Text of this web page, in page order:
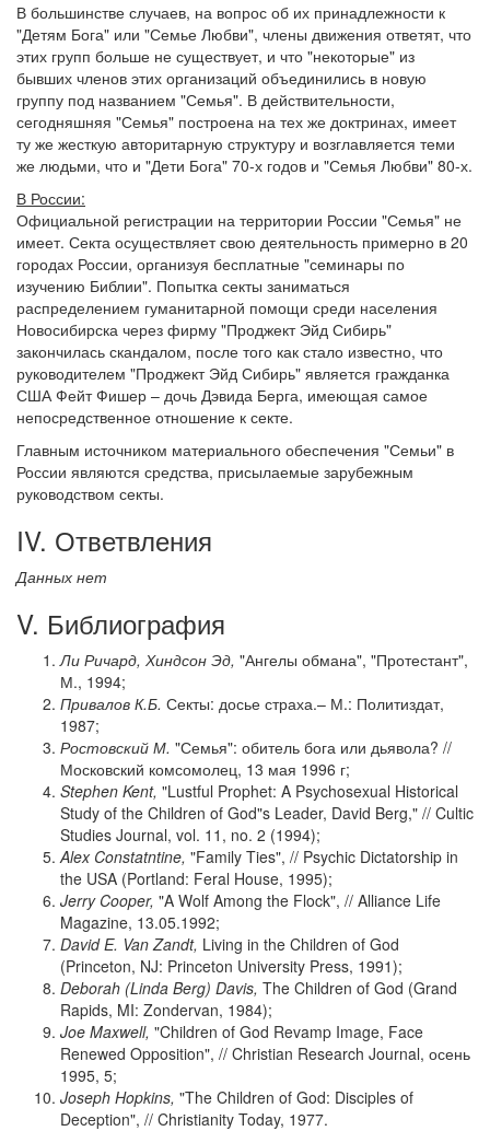
В большинстве случаев, на вопрос об их принадлежности к
"Детям Бога" или "Семье Любви", члены движения ответят, что
этих групп больше не существует, и что "некоторые" из
бывших членов этих организаций объединились в новую
группу под названием "Семья". В действительности,
сегодняшняя "Семья" построена на тех же доктринах, имеет
ту же жесткую авторитарную структуру и возглавляется теми
же людьми, что и "Дети Бога" 70-х годов и "Семья Любви" 80-х.
В России:
Официальной регистрации на территории России "Семья" не
имеет. Секта осуществляет свою деятельность примерно в 20
городах России, организуя бесплатные "семинары по
изучению Библии". Попытка секты заниматься
распределением гуманитарной помощи среди населения
Новосибирска через фирму "Проджект Эйд Сибирь"
закончилась скандалом, после того как стало известно, что
руководителем "Проджект Эйд Сибирь" является гражданка
США Фейт Фишер – дочь Дэвида Берга, имеющая самое
непосредственное отношение к секте.
Главным источником материального обеспечения "Семьи" в
России являются средства, присылаемые зарубежным
руководством секты.
IV. Ответвления
Данных нет
V. Библиография
Ли Ричард, Хиндсон Эд, "Ангелы обмана", "Протестант",
М., 1994;
Привалов К.Б. Секты: досье страха.– М.: Политиздат,
1987;
Ростовский М. "Семья": обитель бога или дьявола? //
Московский комсомолец, 13 мая 1996 г;
Stephen Kent, "Lustful Prophet: A Psychosexual Historical
Study of the Children of God"s Leader, David Berg," // Cultic
Studies Journal, vol. 11, no. 2 (1994);
Alex Constatntine, "Family Ties", // Psychic Dictatorship in
the USA (Portland: Feral House, 1995);
Jerry Cooper, "A Wolf Among the Flock", // Alliance Life
Magazine, 13.05.1992;
David E. Van Zandt, Living in the Children of God
(Princeton, NJ: Princeton University Press, 1991);
Deborah (Linda Berg) Davis, The Children of God (Grand
Rapids, MI: Zondervan, 1984);
Joe Maxwell, "Children of God Revamp Image, Face
Renewed Opposition", // Christian Research Journal, осень
1995, 5;
Joseph Hopkins, "The Children of God: Disciples of
Deception", // Christianity Today, 1977.